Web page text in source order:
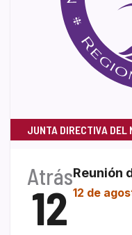
JUNTA DIRECTIVA DEL
Atrás
12
Reunión
12 de